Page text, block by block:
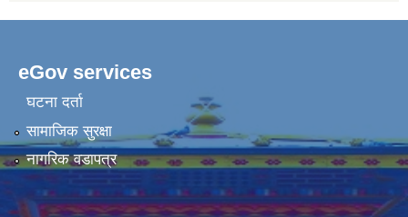
eGov services
घटना दर्ता
सामाजिक सुरक्षा
नागरिक वडापत्र